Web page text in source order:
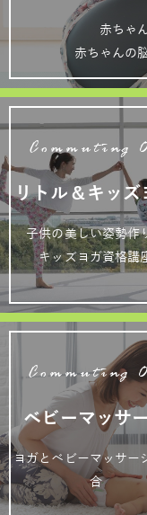
赤ちゃ
赤ちゃんの
Commuting
リトル＆キッズ
子供の美しい姿勢作
キッズヨガ資格講
Commuting
ベビーマッサ
ヨガとベビーマッサー
合